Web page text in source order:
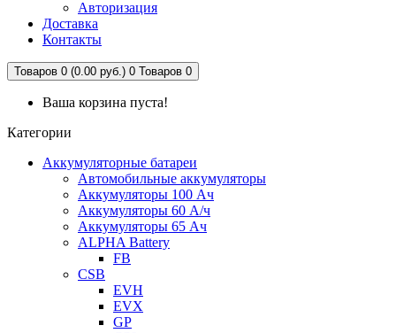
Авторизация
Доставка
Контакты
Товаров 0 (0.00 руб.) 0 Товаров 0
Ваша корзина пуста!
Категории
Аккумуляторные батареи
Автомобильные аккумуляторы
Аккумуляторы 100 Ач
Аккумуляторы 60 А/ч
Аккумуляторы 65 Ач
ALPHA Battery
FB
CSB
EVH
EVX
GP